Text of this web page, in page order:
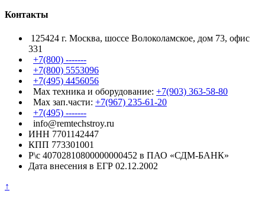
Контакты
125424 г. Москва, шоссе Волоколамское, дом 73, офис
331
+7(800) -------
+7(800) 5553096
+7(495) 4456056
Max техника и оборудование: +7(903) 363-58-80
Max зап.части: +7(967) 235-61-20
+7(495) -------
info@remtechstroy.ru
ИНН 7701142447
КПП 773301001
Р\с 40702810800000000452 в ПАО «СДМ-БАНК»
Дата внесения в ЕГР 02.12.2002
↑